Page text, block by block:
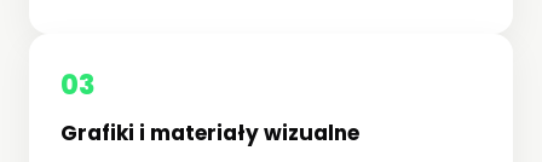
03
Grafiki i materiały wizualne